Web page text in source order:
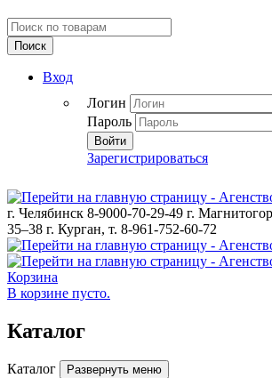
Поиск
Вход
Логин
Пароль
Войти
Зарегистрироваться
г. Челябинск 8-9000-70-29-49 г.
35–38 г. Курган, т. 8-961-752-60-72
Корзина
В корзине пусто.
Каталог
Каталог Развернуть меню